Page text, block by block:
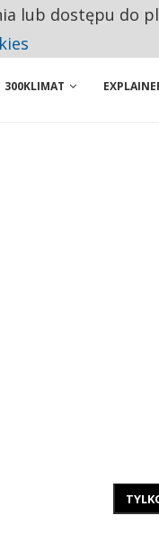
300KLIMAT
lub dostępu do